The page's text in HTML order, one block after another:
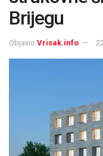
Brijegu
Objavio Vrisak.info